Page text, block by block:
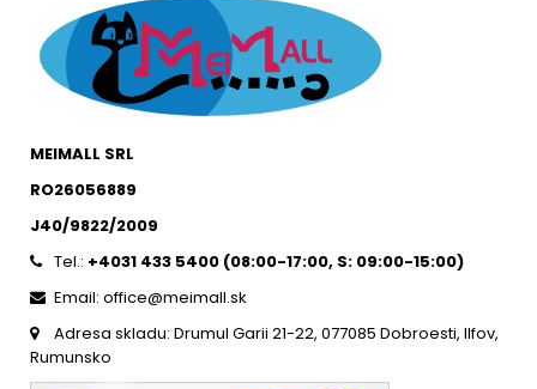
MEIMALL SRL
RO26056889
J40/9822/2009
Tel.: +4031 433 5400 (08:00-17:00, S: 09:00-15:00)
Email: office@meimall.sk
Adresa skladu: Drumul Garii 21-22, 077085 Dobroesti, Ilfov,
Rumunsko